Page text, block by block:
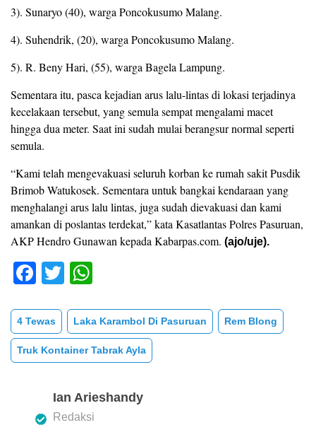
3). Sunaryo (40), warga Poncokusumo Malang.
4). Suhendrik, (20), warga Poncokusumo Malang.
‎5). R. Beny Hari, (55), warga Bagela Lampung.
Sementara itu, pasca kejadian arus lalu-lintas di lokasi terjadinya
kecelakaan tersebut‎, yang semula sempat mengalami macet
hingga dua meter. Saat ini sudah mulai berangsur normal seperti
semula.
“Kami telah mengevakuasi seluruh korban ke rumah sakit Pusdik
Brimob Watukosek. Sementara untuk bangkai kendaraan yang
menghalangi arus lalu lintas, juga sudah dievakuasi dan kami
amankan di poslantas terdekat,” kata Kasatlantas Polres Pasuruan,
AKP Hendro Gunawan kepada Kabarpas.com. (ajo/uje).
F
c
e
b
o
T
tt
er
at
s
A
p
4 Tewas Laka Karambol Di Pasuruan Rem Blong
Truk Kontainer Tabrak Ayla
Ian Arieshandy
Redaksi